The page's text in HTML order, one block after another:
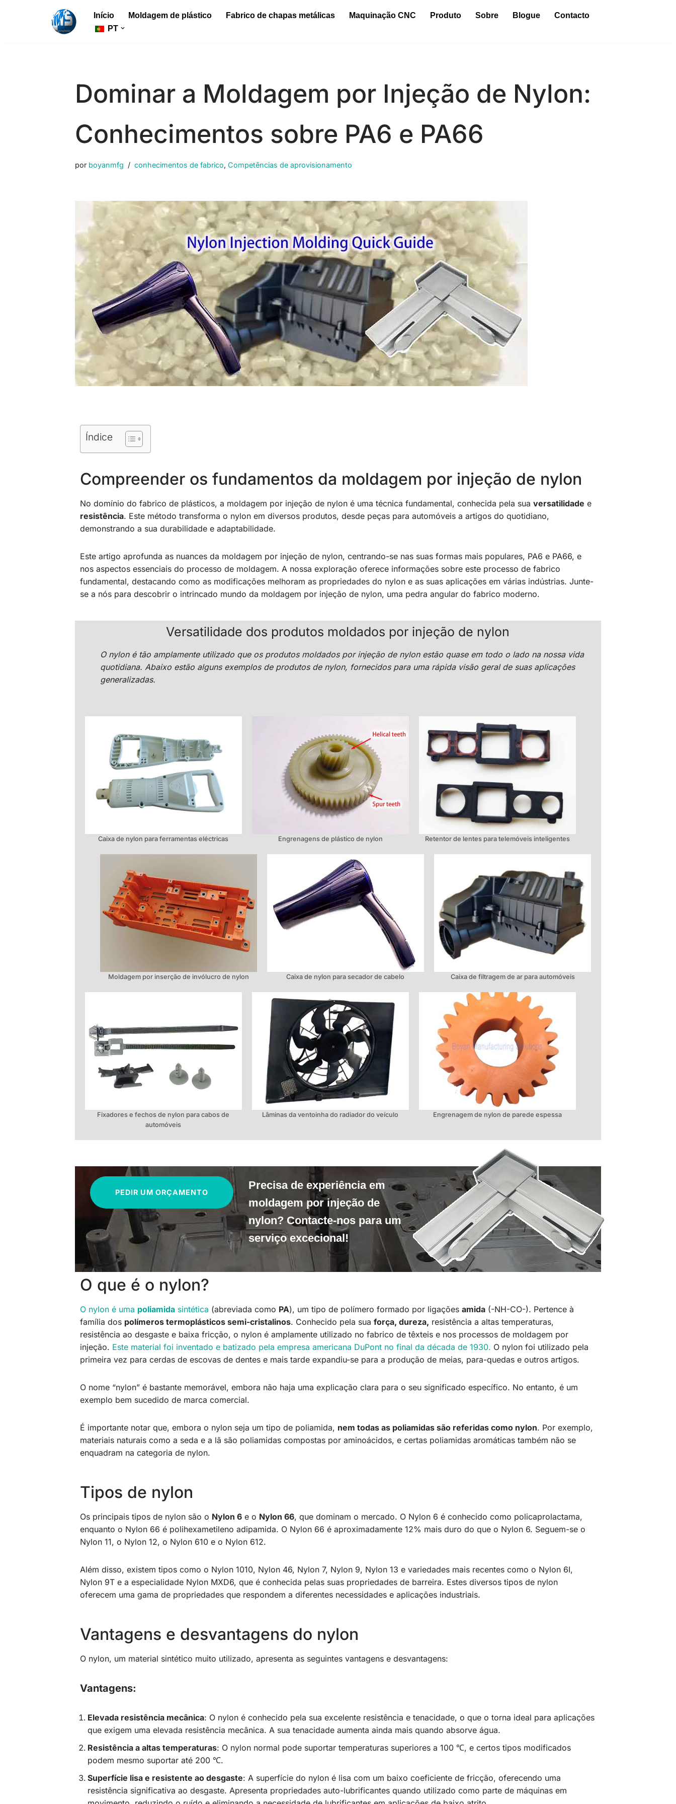
Início Moldagem de plástico Fabrico de chapas metálicas Maquinação CNC Produto Sobre Blogue
Contacto
PT
Dominar a Moldagem por Injeção de Nylon:
Conhecimentos sobre PA6 e PA66
por boyanmfg conhecimentos de fabrico, Competências de aprovisionamento
Índice
Compreender os fundamentos da moldagem por injeção de nylon
No domínio do fabrico de plásticos, a moldagem por injeção de nylon é uma técnica fundamental, conhecida pela sua versatilidade e
resistência. Este método transforma o nylon em diversos produtos, desde peças para automóveis a artigos do quotidiano,
demonstrando a sua durabilidade e adaptabilidade.
Este artigo aprofunda as nuances da moldagem por injeção de nylon, centrando-se nas suas formas mais populares, PA6 e PA66, e
nos aspectos essenciais do processo de moldagem. A nossa exploração oferece informações sobre este processo de fabrico
fundamental, destacando como as modificações melhoram as propriedades do nylon e as suas aplicações em várias indústrias. Junte-
se a nós para descobrir o intrincado mundo da moldagem por injeção de nylon, uma pedra angular do fabrico moderno.
Versatilidade dos produtos moldados por injeção de nylon
O nylon é tão amplamente utilizado que os produtos moldados por injeção de nylon estão quase em todo o lado na nossa vida
quotidiana. Abaixo estão alguns exemplos de produtos de nylon, fornecidos para uma rápida visão geral de suas aplicações
generalizadas.
Caixa de nylon para ferramentas eléctricas Engrenagens de plástico de nylon Retentor de lentes para telemóveis inteligentes
Moldagem por inserção de invólucro de nylon Caixa de nylon para secador de cabelo Caixa de filtragem de ar para automóveis
Fixadores e fechos de nylon para cabos de
automóveis
Lâminas da ventoinha do radiador do veículo Engrenagem de nylon de parede espessa
PEDIR UM ORÇAMENTO
Precisa de experiência em
moldagem por injeção de
nylon? Contacte-nos para um
serviço excecional!
O que é o nylon?
O nylon é uma poliamidasintética (abreviada como PA), um tipo de polímero formado por ligações amida(-NH-CO-). Pertence à
família dos polímeros termoplásticos semi-cristalinos. Conhecido pela sua força, dureza, resistência a altas temperaturas,
resistência ao desgaste e baixa fricção, o nylon é amplamente utilizado no fabrico de têxteis e nos processos de moldagem por
injeção. Este material foi inventado e batizado pela empresa americana DuPont no final da década de 1930. O nylon foi utilizado pela
primeira vez para cerdas de escovas de dentes e mais tarde expandiu-se para a produção de meias, para-quedas e outros artigos.
O nome “nylon” é bastante memorável, embora não haja uma explicação clara para o seu significado específico. No entanto, é um
exemplo bem sucedido de marca comercial.
É importante notar que, embora o nylon seja um tipo de poliamida, nem todas as poliamidas são referidas como nylon. Por exemplo,
materiais naturais como a seda e a lã são poliamidas compostas por aminoácidos, e certas poliamidas aromáticas também não se
enquadram na categoria de nylon.
Tipos de nylon
Os principais tipos de nylon são o Nylon 6e o Nylon 66, que dominam o mercado. O Nylon 6 é conhecido como policaprolactama,
enquanto o Nylon 66 é polihexametileno adipamida. O Nylon 66 é aproximadamente 12% mais duro do que o Nylon 6. Seguem-se o
Nylon 11, o Nylon 12, o Nylon 610 e o Nylon 612.
Além disso, existem tipos como o Nylon 1010, Nylon 46, Nylon 7, Nylon 9, Nylon 13 e variedades mais recentes como o Nylon 6I,
Nylon 9T e a especialidade Nylon MXD6, que é conhecida pelas suas propriedades de barreira. Estes diversos tipos de nylon
oferecem uma gama de propriedades que respondem a diferentes necessidades e aplicações industriais.
Vantagens e desvantagens do nylon
O nylon, um material sintético muito utilizado, apresenta as seguintes vantagens e desvantagens:
Vantagens:
Elevada resistência mecânica: O nylon é conhecido pela sua excelente resistência e tenacidade, o que o torna ideal para aplicações
que exigem uma elevada resistência mecânica. A sua tenacidade aumenta ainda mais quando absorve água.
Resistência a altas temperaturas: O nylon normal pode suportar temperaturas superiores a 100 ℃, e certos tipos modificados
podem mesmo suportar até 200 ℃.
Superfície lisa e resistente ao desgaste: A superfície do nylon é lisa com um baixo coeficiente de fricção, oferecendo uma
resistência significativa ao desgaste. Apresenta propriedades auto-lubrificantes quando utilizado como parte de máquinas em